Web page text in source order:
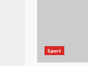
Sport